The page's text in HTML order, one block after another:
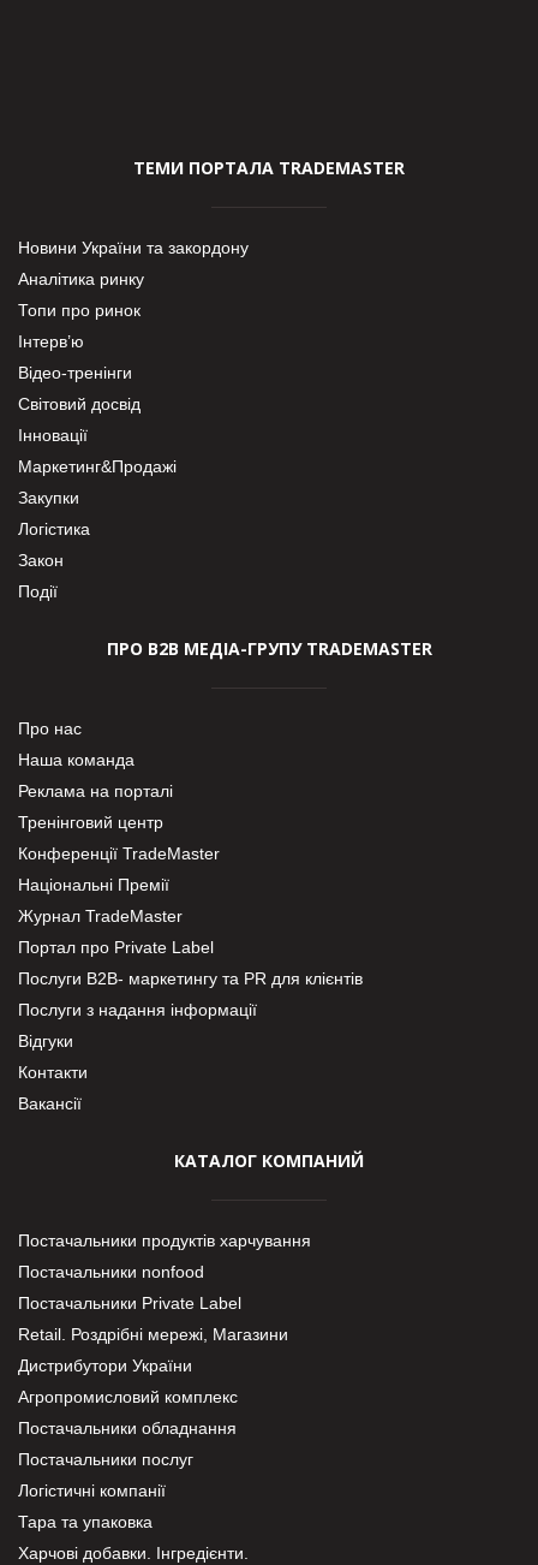
ТЕМИ ПОРТАЛА TRADEMASTER
Новини України та закордону
Аналітика ринку
Топи про ринок
Інтерв’ю
Відео-тренінги
Світовий досвід
Інновації
Маркетинг&Продажі
Закупки
Логістика
Закон
Події
ПРО В2В МЕДІА-ГРУПУ TRADEMASTER
Про нас
Наша команда
Реклама на порталі
Тренінговий центр
Конференції TradeMaster
Національні Премії
Журнал TradeMaster
Портал про Private Label
Послуги В2В- маркетингу та PR для клієнтів
Послуги з надання інформації
Відгуки
Контакти
Вакансії
КАТАЛОГ КОМПАНИЙ
Постачальники продуктів харчування
Постачальники nonfood
Постачальники Private Label
Retail. Роздрібні мережі, Магазини
Дистрибутори України
Агропромисловий комплекс
Постачальники обладнання
Постачальники послуг
Логістичні компанії
Тара та упаковка
Харчові добавки. Інгредієнти.